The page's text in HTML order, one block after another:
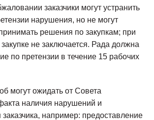
заказчики могут устранить
нарушения, но не могут
решения по закупкам; при
не заключается. Рада должна
по претензии в течение 15 рабочих
могут ожидать от Совета
наличия нарушений и
заказчика, например: предоставление